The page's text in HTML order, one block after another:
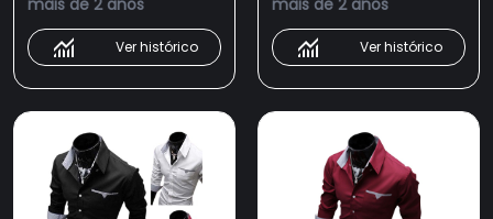
mais de 2 anos
Ver histórico
mais de 2 anos
Ver histórico